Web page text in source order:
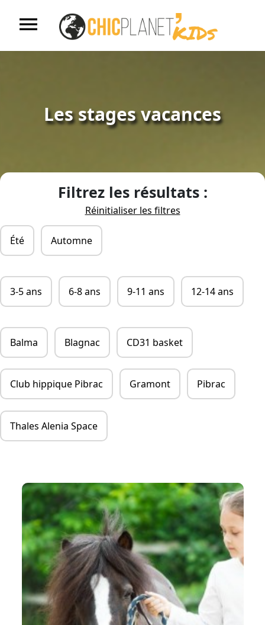
menu
S'inscrire
Nos stages vacances
Contact
Mon compte
05 34 57 19 59
Les stages vacances
Filtrez les résultats :
Réinitialiser les filtres
Été Automne
3-5 ans 6-8 ans 9-11 ans 12-14 ans
Balma Blagnac CD31 basket
Club hippique Pibrac Gramont Pibrac
Thales Alenia Space